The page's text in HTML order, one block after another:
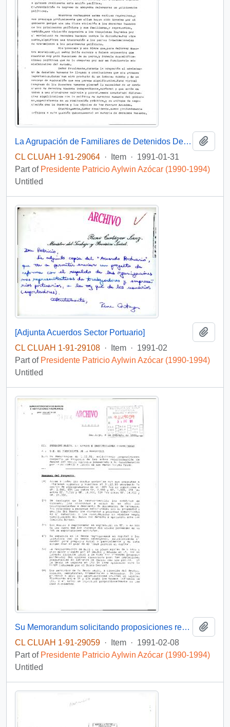
La Agrupación de Familiares de Detenidos Desaparecidos junto a otras organizaciones sociales solicita reunirse con autoridades políticas para conversar acerca de la situación de los prisioneros políticos en Chile
CL CLUAH 1-91-29064 · Item · 1991-01-31
Part of Presidente Patricio Aylwin Azócar (1990-1994)
Untitled
[Adjunta Acuerdos Sector Portuario]
CL CLUAH 1-91-29108 · Item · 1991-02
Part of Presidente Patricio Aylwin Azócar (1990-1994)
Untitled
Su Memorandum solicitando proposiciones respecto de Proyecto de Ley sobre reprogramación de deudas del sector agrícola presentado a su consideración por FEDAC-Curico
CL CLUAH 1-91-29059 · Item · 1991-02-08
Part of Presidente Patricio Aylwin Azócar (1990-1994)
Untitled